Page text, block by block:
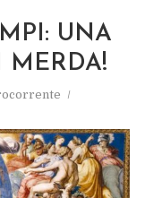
UNA
MERDA!